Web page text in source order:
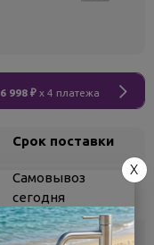
6 998 ₽ x 4 платежа
Срок поставки
Самовывоз
сегодня
Самовывоз
X